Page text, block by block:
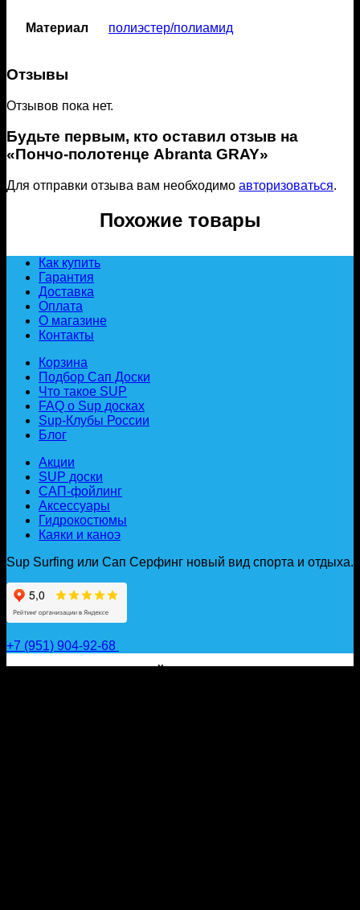
Материал полиэстер/полиамид
Отзывы
Отзывов пока нет.
Будьте первым, кто оставил отзыв на
«Пончо-полотенце Abranta GRAY»
Для отправки отзыва вам необходимо авторизоваться.
Похожие товары
Как купить
Гарантия
Доставка
Оплата
О магазине
Контакты
Корзина
Подбор Сап Доски
Что такое SUP
FAQ о Sup досках
Sup-Клубы России
Блог
Акции
SUP доски
САП-фойлинг
Аксессуары
Гидрокостюмы
Каяки и каноэ
Sup Surfing или Сап Серфинг новый вид спорта и отдыха.
+7 (951) 904-92-68